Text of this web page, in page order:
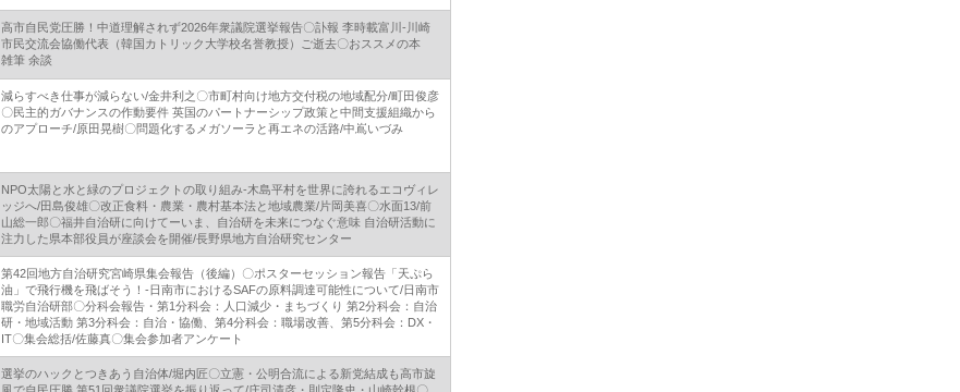
高市自民党圧勝！中道理解されず2026年衆議院選挙報告〇訃報 李時載富川‐川崎
市民交流会協働代表（韓国カトリック大学校名誉教授）ご逝去〇おススメの本
雑筆 余談
減らすべき仕事が減らない/金井利之〇市町村向け地方交付税の地域配分/町田俊彦
〇民主的ガバナンスの作動要件 英国のパートナーシップ政策と中間支援組織から
のアプローチ/原田晃樹〇問題化するメガソーラと再エネの活路/中嶌いづみ
NPO太陽と水と緑のプロジェクトの取り組み‐木島平村を世界に誇れるエコヴィレ
ッジへ/田島俊雄〇改正食料・農業・農村基本法と地域農業/片岡美喜〇水面13/前
山総一郎〇福井自治研に向けてーいま、自治研を未来につなぐ意味 自治研活動に
注力した県本部役員が座談会を開催/長野県地方自治研究センター
第42回地方自治研究宮崎県集会報告（後編）〇ポスターセッション報告「天ぷら
油」で飛行機を飛ばそう！‐日南市におけるSAFの原料調達可能性について/日南市
職労自治研部〇分科会報告・第1分科会：人口減少・まちづくり 第2分科会：自治
研・地域活動 第3分科会：自治・協働、第4分科会：職場改善、第5分科会：DX・
IT〇集会総括/佐藤真〇集会参加者アンケート
選挙のハックとつきあう自治体/堀内匠〇立憲・公明合流による新党結成も高市旋
風で自民圧勝 第51回衆議院選挙を振り返って/庄司清彦・則定隆史・山崎幹根〇